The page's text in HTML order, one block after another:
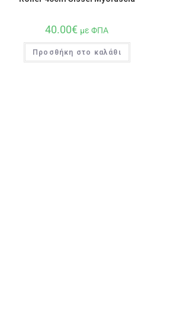
40.00€ με ΦΠΑ
Προσθήκη στο καλάθι